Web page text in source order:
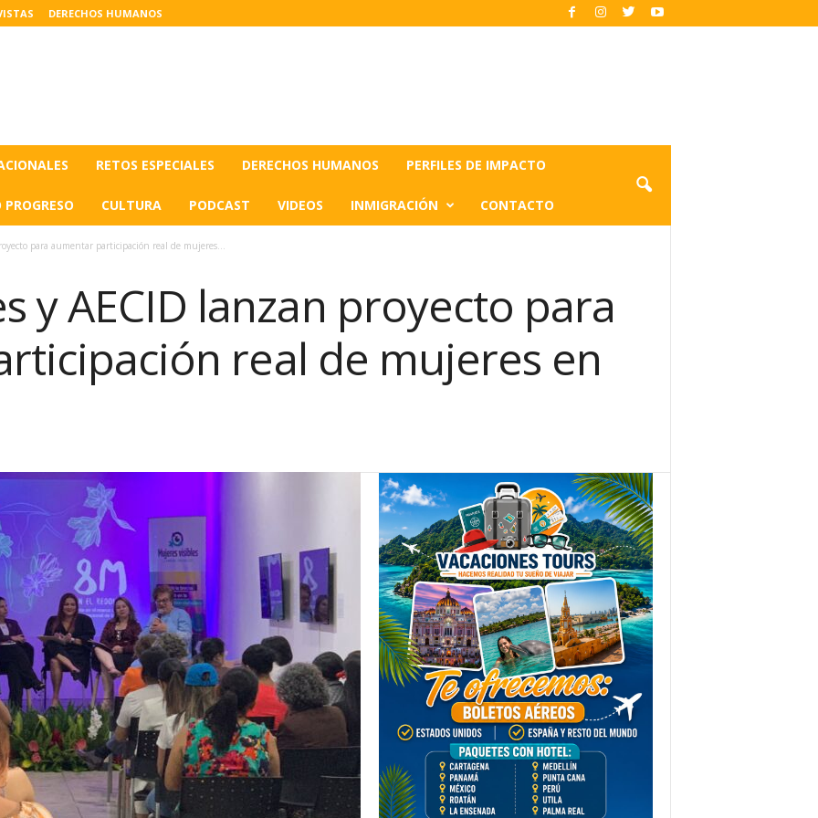
DERECHOS HUMANOS
RETOS ESPECIALES DERECHOS HUMANOS PERFILES DE IMPACTO
PROGRESO CULTURA PODCAST VIDEOS INMIGRACIÓN CONTACTO
para aumentar participación real de mujeres...
y AECID lanzan proyecto para
real de mujeres en